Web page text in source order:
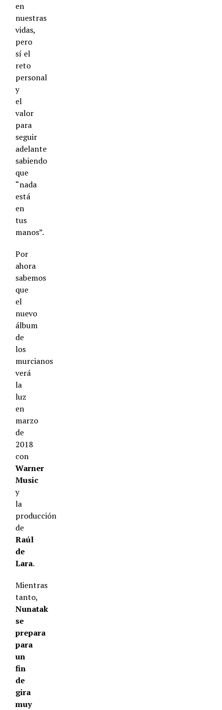
en
nuestras
vidas,
pero
sí el
reto
personal
y
el
valor
para
seguir
adelante
sabiendo
que
“nada
está
en
tus
manos”.
Por
ahora
sabemos
que
el
nuevo
álbum
de
los
murcianos
verá
la
luz
en
marzo
de
2018
con
Warner
Music
y
la
producción
de
Raúl
de
Lara.
Mientras
tanto,
Nunatak
se
prepara
para
un
fin
de
gira
muy